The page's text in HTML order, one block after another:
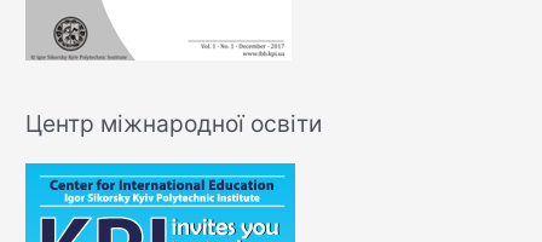
Центр міжнародної освіти